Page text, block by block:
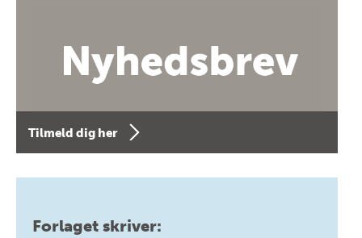
Tilmeld dig her
Forlaget skriver: